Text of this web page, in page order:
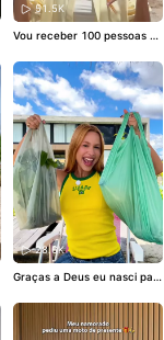
51.5K
Vou receber 100 pessoas na
chá de casa nova veeeem a
í! ✨ mesmo sem a obra esta
r finalizada, vamos receber
pessoas especais pra um al
moço babadeirooooo! E aco
ntece amanhã, manasss. To
muito animada e ansiosa pr
a esse evento ☺️
28.6K
Graças a Deus eu nasci par